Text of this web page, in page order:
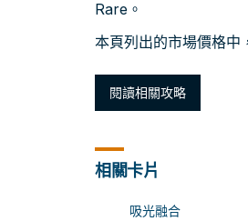
Rare。
本頁列出的市場價格中
閱讀相關攻略
相關卡片
吸光融合